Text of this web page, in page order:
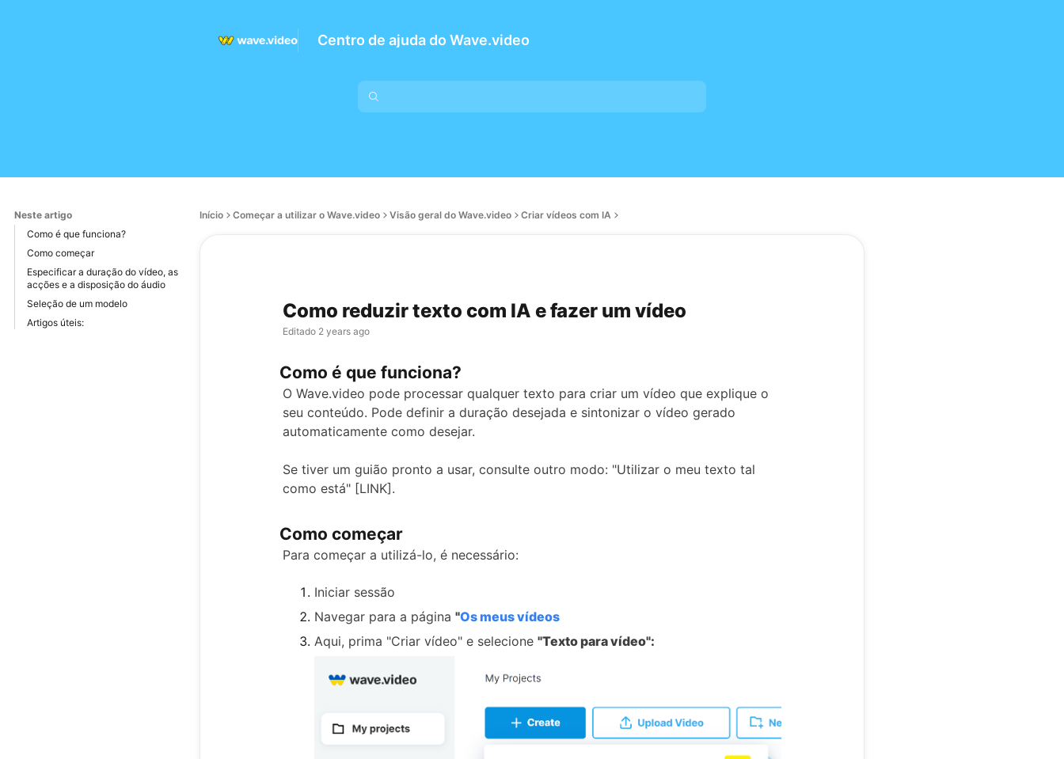
Centro de ajuda do Wave.video
Neste artigo
Como é que funciona?
Como começar
Especificar a duração do vídeo, as
acções e a disposição do áudio
Seleção de um modelo
Artigos úteis:
Início Começar a utilizar o Wave.video Visão geral do Wave.video Criar vídeos com IA
Como reduzir texto com IA e fazer um vídeo
Editado 2 years ago
Como é que funciona?
O Wave.video pode processar qualquer texto para criar um vídeo que explique o
seu conteúdo. Pode definir a duração desejada e sintonizar o vídeo gerado
automaticamente como desejar.
Se tiver um guião pronto a usar, consulte outro modo: "Utilizar o meu texto tal
como está" [LINK].
Como começar
Para começar a utilizá-lo, é necessário:
Iniciar sessão
Navegar para a página "Os meus vídeos
Aqui, prima "Criar vídeo" e selecione "Texto para vídeo":